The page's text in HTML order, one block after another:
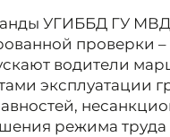
УГИББД ГУ
проверки –
водители
эксплуатации
режима труда